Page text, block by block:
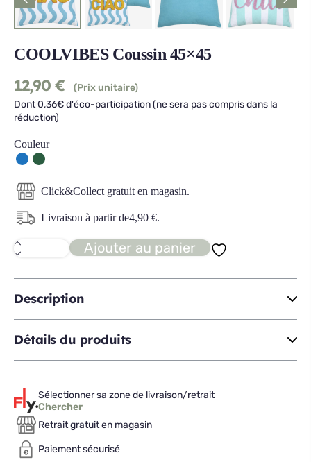
COOLVIBES Coussin 45×45
12,90 €
(Prix unitaire)
Dont 0,36€ d'éco-participation (ne sera pas compris dans la
réduction)
Couleur
Click&Collect gratuit en magasin.
Livraison à partir de4,90 €.
quantité
de
Coussin
45x45
Ajouter au panier
Description
Détails du produits
Sélectionner sa zone de livraison/retrait
Chercher
Retrait gratuit en magasin
Paiement sécurisé